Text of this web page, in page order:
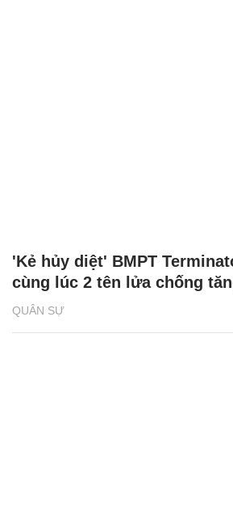
QUÂN SỰ
'Kẻ hủy diệt' BMPT
cùng lúc 2 tên lửa chống